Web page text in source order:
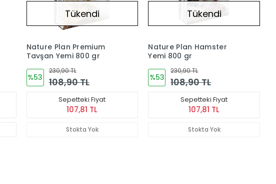
Tükendi
Nature Plan Premium
Tavşan Yemi 800 gr
%53
230,90 TL
108,90 TL
Sepetteki Fiyat
107,81 TL
Stokta Yok
Tükendi
Nature Plan Hamster
Yemi 800 gr
%53
230,90 TL
108,90 TL
Sepetteki Fiyat
107,81 TL
Stokta Yok